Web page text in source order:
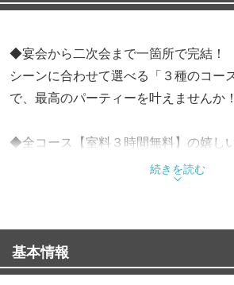
◆宴会から二次会まで一箇所で完結！
シーンに合わせて選べる「３種のコー
で、最高のパーティーを叶えませんか！
◆全コース【室料３時間無料】の嬉し
手軽に楽しめる「カジュアル」、人気
ド」、さらに豪華な「デラックス」の
な飲み放題プランも追加可能！
◆店内は１名様から大人数まで対応の
続きを読む
基本情報